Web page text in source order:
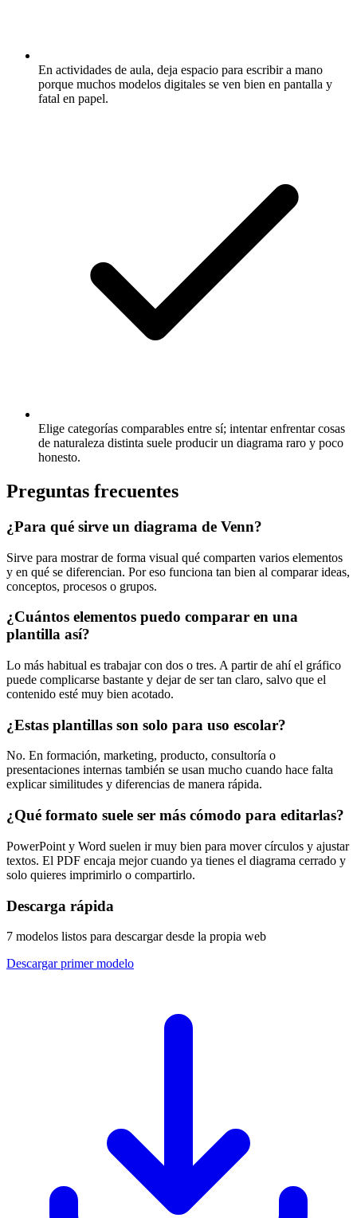
En actividades de aula, deja espacio para escribir a mano
porque muchos modelos digitales se ven bien en pantalla y
fatal en papel.
Elige categorías comparables entre sí; intentar enfrentar cosas
de naturaleza distinta suele producir un diagrama raro y poco
honesto.
Preguntas frecuentes
¿Para qué sirve un diagrama de Venn?
Sirve para mostrar de forma visual qué comparten varios elementos
y en qué se diferencian. Por eso funciona tan bien al comparar ideas,
conceptos, procesos o grupos.
¿Cuántos elementos puedo comparar en una
plantilla así?
Lo más habitual es trabajar con dos o tres. A partir de ahí el gráfico
puede complicarse bastante y dejar de ser tan claro, salvo que el
contenido esté muy bien acotado.
¿Estas plantillas son solo para uso escolar?
No. En formación, marketing, producto, consultoría o
presentaciones internas también se usan mucho cuando hace falta
explicar similitudes y diferencias de manera rápida.
¿Qué formato suele ser más cómodo para editarlas?
PowerPoint y Word suelen ir muy bien para mover círculos y ajustar
textos. El PDF encaja mejor cuando ya tienes el diagrama cerrado y
solo quieres imprimirlo o compartirlo.
Descarga rápida
7 modelos listos para descargar desde la propia web
Descargar primer modelo